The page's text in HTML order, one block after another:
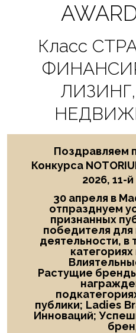
Класс
Поздравляем
Конкурса
2026, 11-
30 апреля в
отпразднуем
признанных
победителя
деятельности, в
Растущие
публики; Ladies
Инноваций;